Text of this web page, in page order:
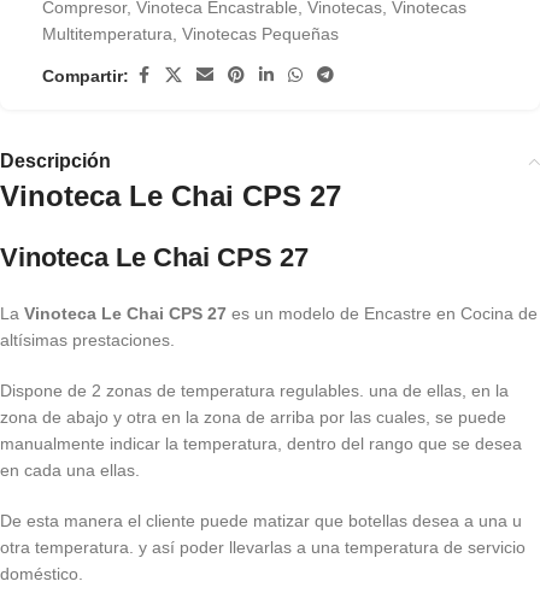
Compresor, Vinoteca Encastrable Vinotecas Vinotecas
Multitemperatura Vinotecas Pequeñas
Compartir:
Descripción
Vinoteca Le Chai CPS 27
Vinoteca Le Chai CPS 27
La Vinoteca Le Chai CPS 27 es un modelo de Encastre en Cocina de
altísimas prestaciones.
Dispone de 2 zonas de temperatura regulables. una de ellas, en la
zona de abajo y otra en la zona de arriba por las cuales, se puede
manualmente indicar la temperatura, dentro del rango que se desea
en cada una ellas.
De esta manera el cliente puede matizar que botellas desea a una u
otra temperatura. y así poder llevarlas a una temperatura de servicio
doméstico.